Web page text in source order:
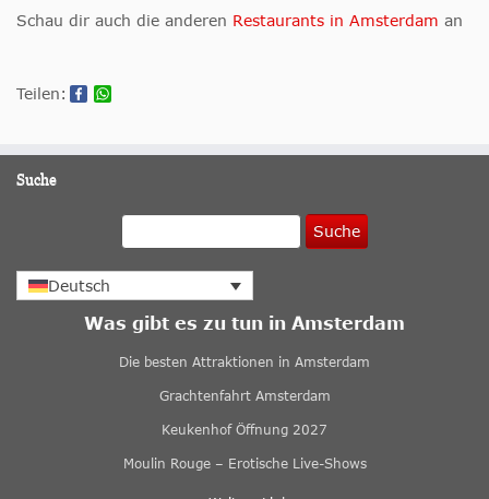
Schau dir auch die anderen Restaurants in Amsterdam an
Teilen:
Suche
Suche
Deutsch
Was gibt es zu tun in Amsterdam
Die besten Attraktionen in Amsterdam
Grachtenfahrt Amsterdam
Keukenhof Öffnung 2027
Moulin Rouge – Erotische Live-Shows